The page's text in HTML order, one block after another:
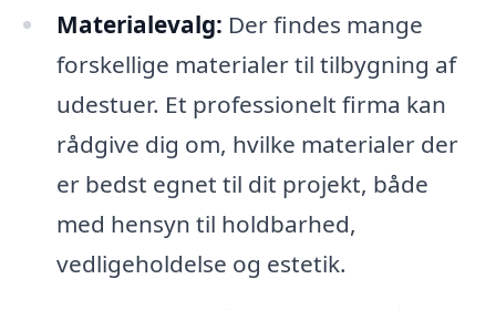
Materialevalg: Der findes mange
forskellige materialer til tilbygning af
udestuer. Et professionelt firma kan
rådgive dig om, hvilke materialer der
er bedst egnet til dit projekt, både
med hensyn til holdbarhed,
vedligeholdelse og estetik.